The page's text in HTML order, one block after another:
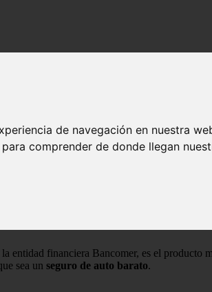
de navegación en nuestra
comprender de donde llegan
Estandarizado.
entidad financiera Bancomer, es el producto
sea un seguro de auto barato.